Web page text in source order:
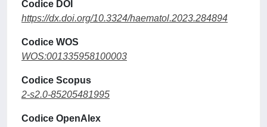
Codice DOI
https://dx.doi.org/10.3324/haematol.2023.284894
Codice WOS
WOS:001335958100003
Codice Scopus
2-s2.0-85205481995
Codice OpenAlex